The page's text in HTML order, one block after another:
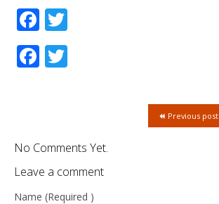
Facebook
Facebook
Previous post
No Comments Yet.
Leave a comment
Name (Required )